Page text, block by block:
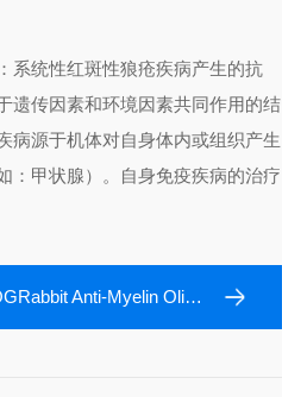
系统性红斑性狼疮疾病产生的抗
遗传因素和环境因素共同作用的结
病源于机体对自身体内或组织产生
：甲状腺）。自身免疫疾病的治疗
Oligodendrcyte protein (MOG35-55) Ig's ELISA Kit